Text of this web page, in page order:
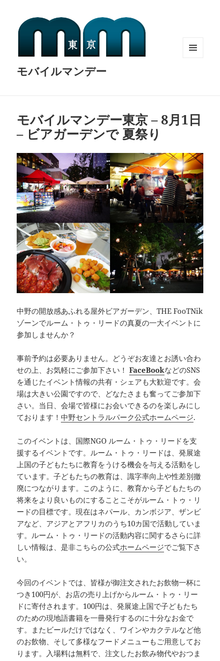
モバイルマンデー
モバイルマンデー東京 – 8月1日
– ビアガーデンで 夏祭り
中野の開放感あふれる屋外ビアガーデン、THE FooTNik
ゾーンでルーム・トゥ・リードの真夏の一大イベントに
参加しませんか？
事前予約は必要ありません。どうぞお友達とお誘い合わ
せの上、お気軽にご参加下さい！FaceBookなどのSNS
を通じたイベント情報の共有・シェアも大歓迎です。会
場は大きい公園ですので、どなたさまも奮ってご参加下
さい。当日、会場で皆様にお会いできるのを楽しみにし
ております！中野セントラルパーク公式ホームページ.
このイベントは、国際NGO ルーム・トゥ・リードを支
援するイベントです。ルーム・トゥ・リードは、発展途
上国の子どもたちに教育をうける機会を与える活動をし
ています。子どもたちの教育は、識字率向上や性差別撤
廃につながります。このように、教育から子どもたちの
将来をより良いものにすることこそがルーム・トゥ・リ
ードの目標です。現在はネパール、カンボジア、ザンビ
アなど、アジアとアフリカのうち10カ国で活動していま
す。ルーム・トゥ・リードの活動内容に関するさらに詳
しい情報は、是非こちらの公式ホームページでご覧下さ
い。
今回のイベントでは、皆様が御注文されたお飲物一杯に
つき100円が、お店の売り上げからルーム・トゥ・リー
ドに寄付されます。100円は、発展途上国で子どもたち
のための現地語書籍を一冊発行するのに十分なお金で
す。またビールだけではなく、ワインやカクテルなど他
のお飲物、そして多様なフードメニューもご用意してお
ります。入場料は無料で、注文したお飲み物代やおつま